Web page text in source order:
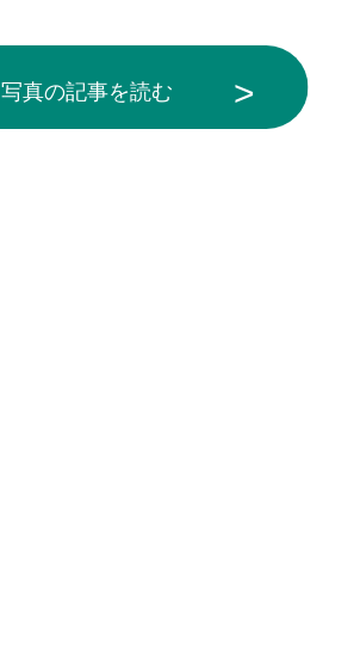
写真の記事を読む